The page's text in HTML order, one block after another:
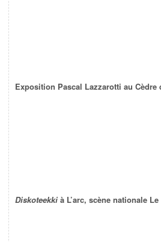
Exposition Pascal Lazzarotti au Cèdre
Diskoteekki à L’arc, scène nationale